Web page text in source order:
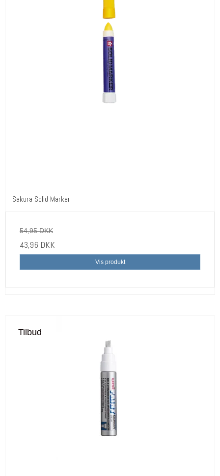
Sakura Solid Marker
54,95 DKK
43,96 DKK
Vis produkt
Tilbud